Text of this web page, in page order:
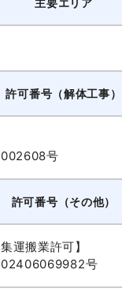
許可番号（解体工事）
号
許可番号（その他）
運搬業許可】
02406069982号